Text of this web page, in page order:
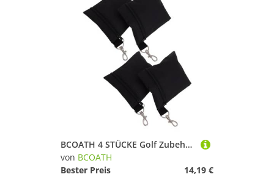
BCOATH 4 STÜCKE Golf Zubehör Nylon Golfball Tasche Kompakt Leicht Tragbar Organizer Golf Pouch für Golfspieler mit Strapazierfähigem Stilvollem Design für Einfache Aufbewahrung und
von BCOATH
Bester Preis
14,19 €